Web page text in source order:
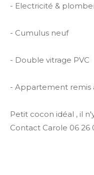
- Electricité &
- Cumulus neuf
- Double vitrage PVC
- Appartement remis
Petit cocon idéal , il
Contact Carole 06 26